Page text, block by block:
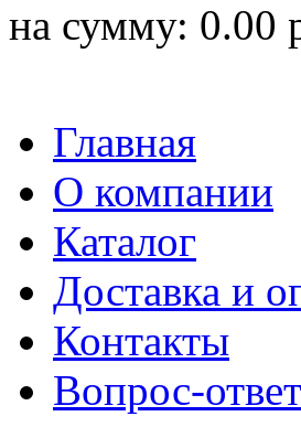
на сумму: 0.00
Главная
О компании
Каталог
Доставка и
Контакты
Вопрос-ответ